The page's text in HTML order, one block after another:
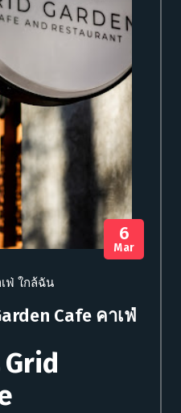
ฟ่ ใกล้ฉัน
6
Mar
Cafe คาเฟ่